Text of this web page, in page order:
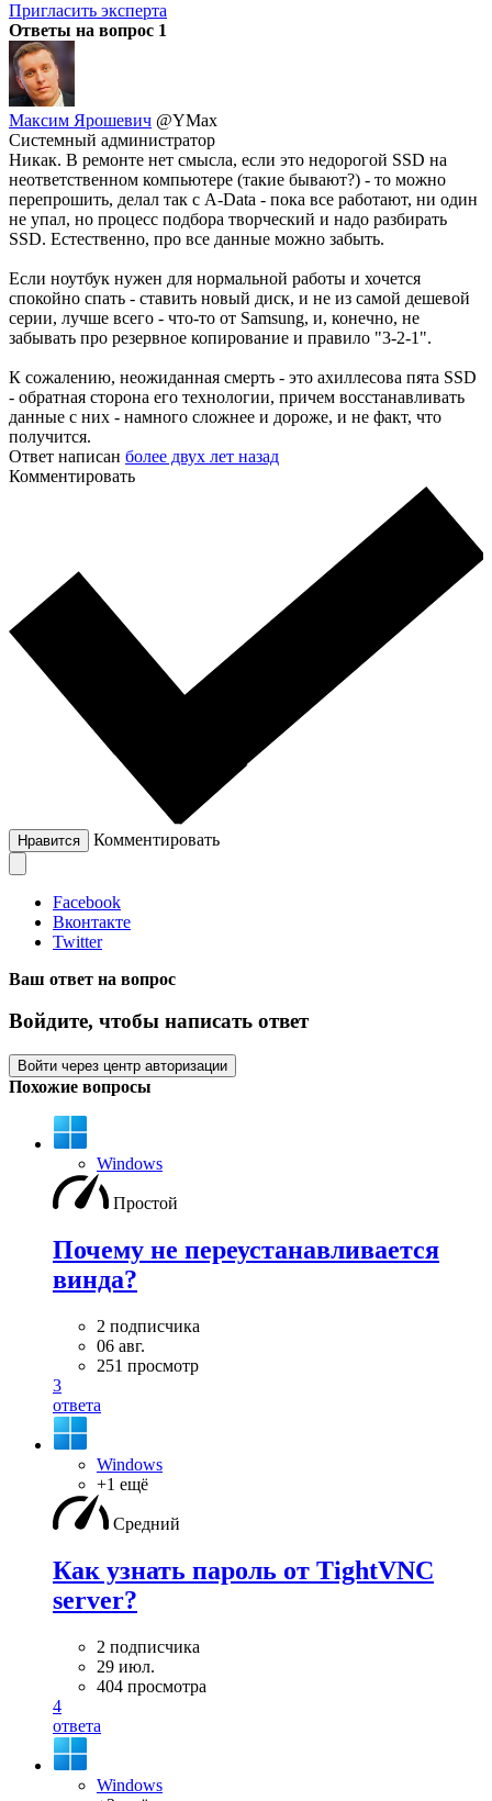
Пригласить эксперта
Ответы на вопрос 1
Максим Ярошевич @YMax
Системный администратор
Никак. В ремонте нет смысла, если это недорогой SSD на
неответственном компьютере (такие бывают?) - то можно
перепрошить, делал так с A-Data - пока все работают, ни один
не упал, но процесс подбора творческий и надо разбирать
SSD. Естественно, про все данные можно забыть.
Если ноутбук нужен для нормальной работы и хочется
спокойно спать - ставить новый диск, и не из самой дешевой
серии, лучше всего - что-то от Samsung, и, конечно, не
забывать про резервное копирование и правило "3-2-1".
К сожалению, неожиданная смерть - это ахиллесова пята SSD
- обратная сторона его технологии, причем восстанавливать
данные с них - намного сложнее и дороже, и не факт, что
получится.
Ответ написан более двух лет назад
Комментировать
Нравится Комментировать
Facebook
Вконтакте
Twitter
Ваш ответ на вопрос
Войдите, чтобы написать ответ
Войти через центр авторизации
Похожие вопросы
Windows
Простой
Почему не переустанавливается
винда?
2 подписчика
06 авг.
251 просмотр
3
ответа
Windows
+1 ещё
Средний
Как узнать пароль от TightVNC
server?
2 подписчика
29 июл.
404 просмотра
4
ответа
Windows